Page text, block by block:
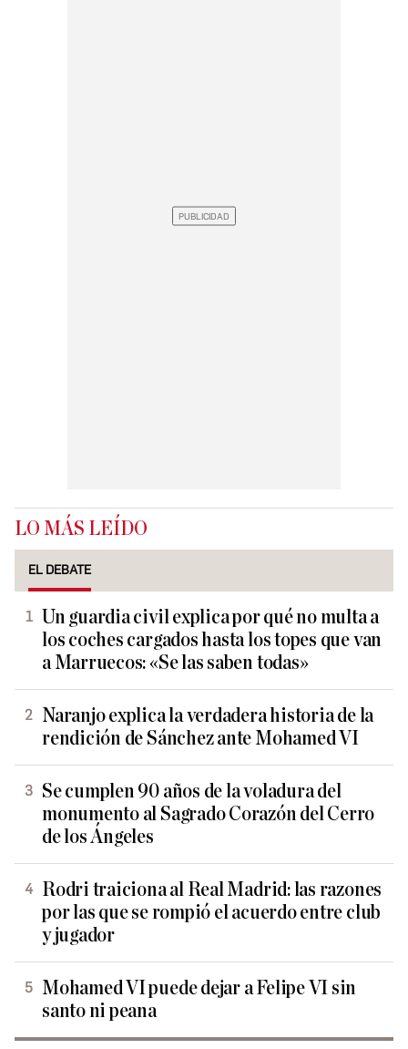
LO MÁS LEÍDO
EL DEBATE
Un guardia civil explica por qué no multa a
los coches cargados hasta los topes que van
a Marruecos: «Se las saben todas»
Naranjo explica la verdadera historia de la
rendición de Sánchez ante Mohamed VI
Se cumplen 90 años de la voladura del
monumento al Sagrado Corazón del Cerro
de los Ángeles
Rodri traiciona al Real Madrid: las razones
por las que se rompió el acuerdo entre club
y jugador
Mohamed VI puede dejar a Felipe VI sin
santo ni peana